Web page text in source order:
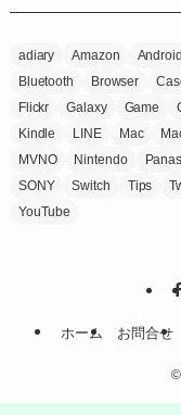
adiary Amazon Android
Bluetooth
Browser
Flickr
Galaxy Game
Kindle
LINE Mac
MVNO
Nintendo
SONY
Switch Tips
YouTube
ホーム お問合せ
©